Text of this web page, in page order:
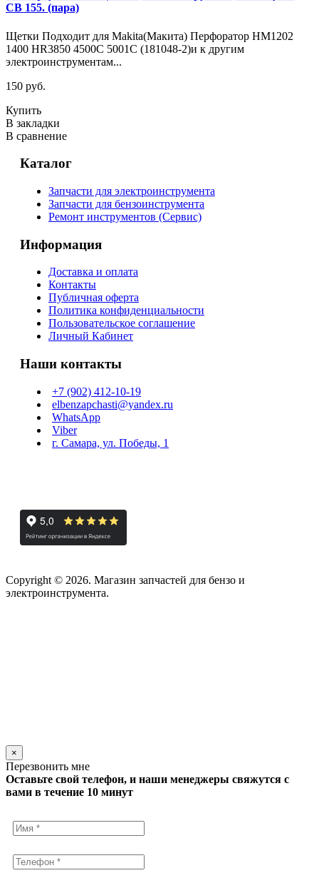
СВ 155. (пара)
Щетки Подходит для Makita(Макита) Перфоратор HM1202
1400 HR3850 4500C 5001C (181048-2)и к другим
электроинструментам...
150 руб.
Купить
В закладки
В сравнение
Каталог
Запчасти для электроинструмента
Запчасти для бензоинструмента
Ремонт инструментов (Сервис)
Информация
Доставка и оплата
Контакты
Публичная оферта
Политика конфиденциальности
Пользовательское соглашение
Личный Кабинет
Наши контакты
+7 (902) 412-10-19
elbenzapchasti@yandex.ru
WhatsApp
Viber
г. Самара, ул. Победы, 1
Copyright © 2026. Магазин запчастей для бензо и
электроинструмента.
×
Перезвонить мне
Оставьте свой телефон, и наши менеджеры свяжутся с
вами в течение 10 минут